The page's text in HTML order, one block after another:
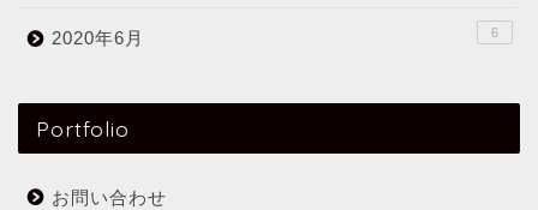
2020年6月 6
Portfolio
お問い合わせ